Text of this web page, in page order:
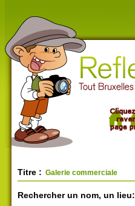
Titre : Galerie commerciale
Rechercher un nom, un lieu: